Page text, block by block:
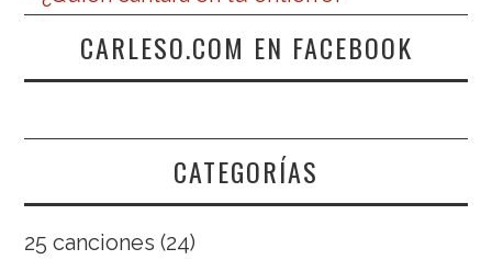
CARLESO.COM EN FACEBOOK
CATEGORÍAS
25 canciones (24)